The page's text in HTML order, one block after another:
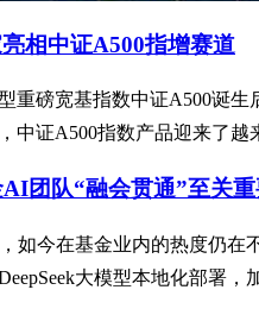
相中证A500指增赛道
重磅宽基指数中证A500诞
中证A500指数产品迎来了越
AI团队“融会贯通”至关
如今在基金业内的热度仍
大模型本地化部署，